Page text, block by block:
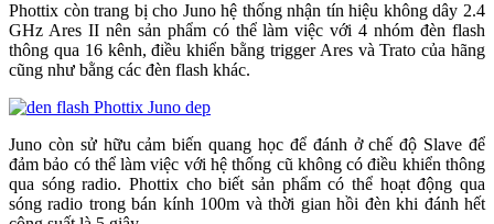
Phottix còn trang bị cho Juno hệ thống nhận tín hiệu không dây 2.4
GHz Ares II nên sản phẩm có thể làm việc với 4 nhóm đèn flash
thông qua 16 kênh, điều khiển bằng trigger Ares và Trato của hãng
cũng như bằng các đèn flash khác.
Juno còn sử hữu cảm biến quang học để đánh ở chế độ Slave để
đảm bảo có thể làm việc với hệ thống cũ không có điều khiển thông
qua sóng radio. Phottix cho biết sản phẩm có thể hoạt động qua
sóng radio trong bán kính 100m và thời gian hồi đèn khi đánh hết